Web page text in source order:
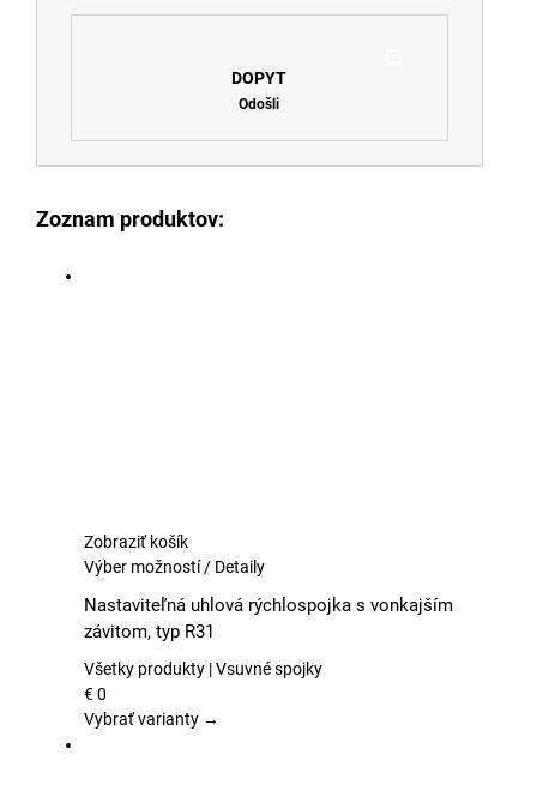
DOPYT
Odošli
Zoznam produktov:
Zobraziť košík
Výber možností Tento
má
viacero
variantov.
si
/Detaily
Nastaviteľná uhlová rýchlospojka s vonkajším
závitom, typ R31
Všetky produkty | Vsuvné spojky
€0
Vybrať varianty →